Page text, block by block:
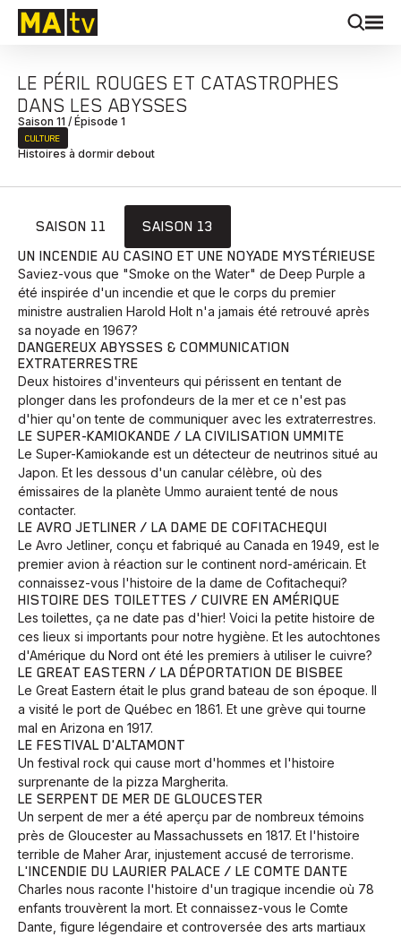
LE PÉRIL ROUGES ET CATASTROPHES
DANS LES ABYSSES
Saison 11 / Épisode 1
CULTURE
Histoires à dormir debout
SAISON 11
SAISON 13
UN INCENDIE AU CASINO ET UNE NOYADE MYSTÉRIEUSE
Saviez-vous que "Smoke on the Water" de Deep Purple a
été inspirée d'un incendie et que le corps du premier
ministre australien Harold Holt n'a jamais été retrouvé après
sa noyade en 1967?
DANGEREUX ABYSSES & COMMUNICATION
EXTRATERRESTRE
Deux histoires d'inventeurs qui périssent en tentant de
plonger dans les profondeurs de la mer et ce n'est pas
d'hier qu'on tente de communiquer avec les extraterrestres.
LE SUPER-KAMIOKANDE / LA CIVILISATION UMMITE
Le Super-Kamiokande est un détecteur de neutrinos situé au
Japon. Et les dessous d'un canular célèbre, où des
émissaires de la planète Ummo auraient tenté de nous
contacter.
LE AVRO JETLINER / LA DAME DE COFITACHEQUI
Le Avro Jetliner, conçu et fabriqué au Canada en 1949, est le
premier avion à réaction sur le continent nord-américain. Et
connaissez-vous l'histoire de la dame de Cofitachequi?
HISTOIRE DES TOILETTES / CUIVRE EN AMÉRIQUE
Les toilettes, ça ne date pas d'hier! Voici la petite histoire de
ces lieux si importants pour notre hygiène. Et les autochtones
d'Amérique du Nord ont été les premiers à utiliser le cuivre?
LE GREAT EASTERN / LA DÉPORTATION DE BISBEE
Le Great Eastern était le plus grand bateau de son époque. Il
a visité le port de Québec en 1861. Et une grève qui tourne
mal en Arizona en 1917.
LE FESTIVAL D'ALTAMONT
Un festival rock qui cause mort d'hommes et l'histoire
surprenante de la pizza Margherita.
LE SERPENT DE MER DE GLOUCESTER
Un serpent de mer a été aperçu par de nombreux témoins
près de Gloucester au Massachussets en 1817. Et l'histoire
terrible de Maher Arar, injustement accusé de terrorisme.
L'INCENDIE DU LAURIER PALACE / LE COMTE DANTE
Charles nous raconte l'histoire d'un tragique incendie où 78
enfants trouvèrent la mort. Et connaissez-vous le Comte
Dante, figure légendaire et controversée des arts martiaux